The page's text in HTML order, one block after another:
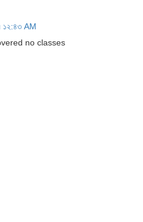
১২:৪৩ AM
no classes